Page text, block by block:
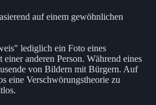
auf einem gewöhnlichen
lediglich ein Foto eines
anderen Person. Während eines
von Bildern mit Bürgern. Auf
eine Verschwörungstheorie zu